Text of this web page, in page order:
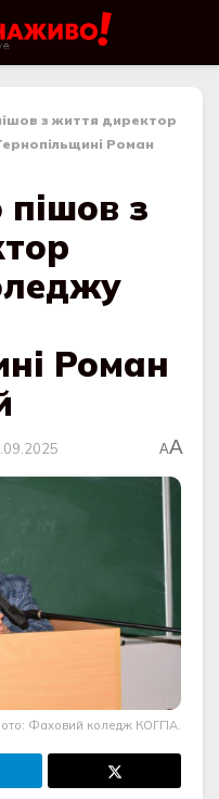
з життя директор
Роман
пішов з
Роман
AA
Фаховий коледж КОГПА.